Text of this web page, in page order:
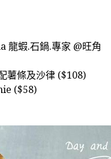
龍蝦.石鍋.專家 @旺角
薯條及沙律 ($108)
($58)